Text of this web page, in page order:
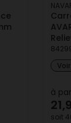
à
soit